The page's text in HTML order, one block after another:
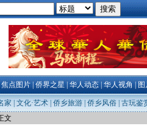
焦点图片|侨界之星|华人动态|华人视角|图
家 文化·艺术| 侨乡旅游| 侨乡风俗| 古玩鉴
文